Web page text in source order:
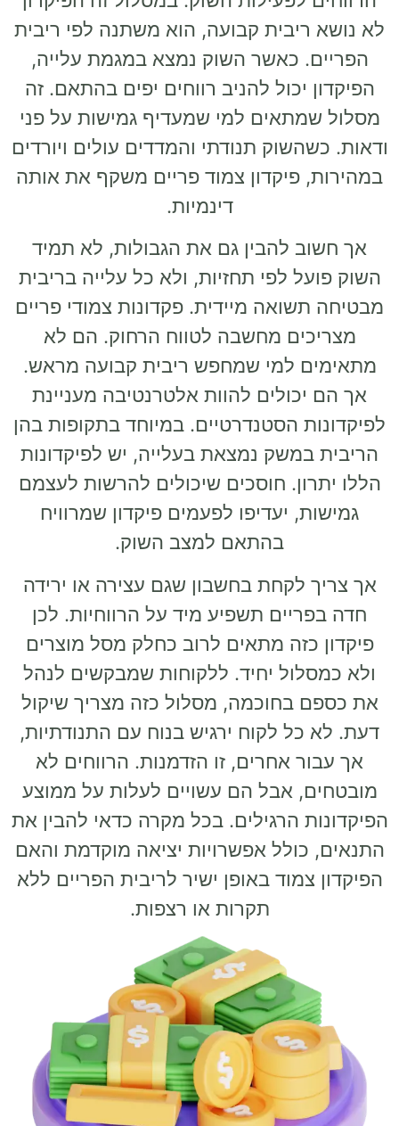
קבועה, הוא משתנה לפי ריבית
כאשר השוק נמצא במגמת עלייה,
יכול להניב רווחים יפים בהתאם. זה
למי שמעדיף גמישות על פני
תנודתי והמדדים עולים ויורדים
פיקדון צמוד פריים משקף את אותה
להבין גם את הגבולות, לא תמיד
לפי תחזיות, ולא כל עלייה בריבית
מיידית. פקדונות צמודי פריים
מחשבה לטווח הרחוק. הם לא
למי שמחפש ריבית קבועה מראש.
להוות אלטרנטיבה מעניינת
הסטנדרטיים. במיוחד בתקופות בהן
נמצאת בעלייה, יש לפיקדונות
חוסכים שיכולים להרשות לעצמם
יעדיפו לפעמים פיקדון שמרוויח
בהתאם למצב השוק.
לקחת בחשבון שגם עצירה או ירידה
תשפיע מיד על הרווחיות. לכן
מתאים לרוב כחלק מסל מוצרים
יחיד. ללקוחות שמבקשים לנהל
בחוכמה, מסלול כזה מצריך שיקול
לקוח ירגיש בנוח עם התנודתיות,
אחרים, זו הזדמנות. הרווחים לא
אבל הם עשויים לעלות על ממוצע
הרגילים. בכל מקרה כדאי להבין את
אפשרויות יציאה מוקדמת והאם
באופן ישיר לריבית הפריים ללא
תקרות או רצפות.